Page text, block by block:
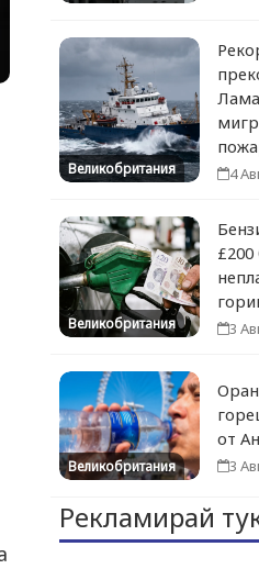
Великобритания 4
Великобритания 3
Великобритания
от
3
Рекламирай